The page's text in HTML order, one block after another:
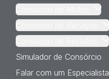
Consórcio de Motos
Consórcio de Serviços
Consórcio de Pesados
Simulador de Consórcio
Falar com um Especialista